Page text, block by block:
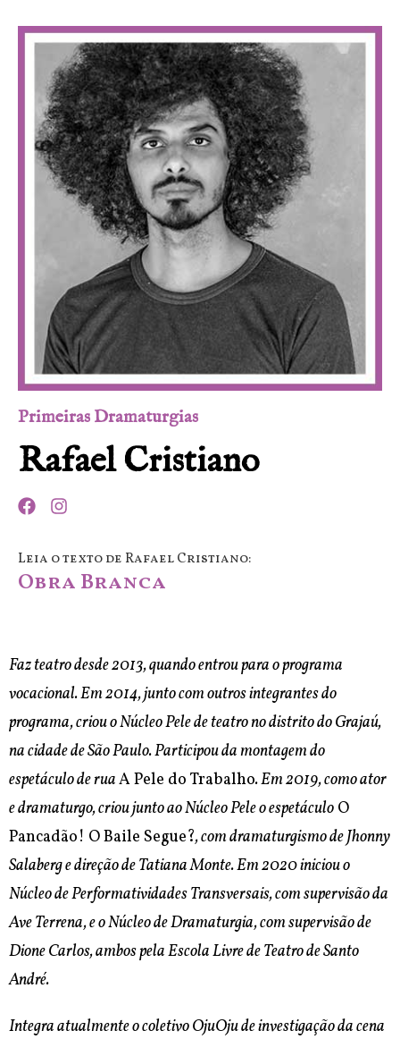
Primeiras Dramaturgias
Rafael Cristiano
Leia o texto de Rafael Cristiano:
Obra Branca
Faz teatro desde 2013, quando entrou para o programa
vocacional. Em 2014, junto com outros integrantes do
programa, criou o Núcleo Pele de teatro no distrito do Grajaú,
na cidade de São Paulo. Participou da montagem do
espetáculo de ruaA Pele do Trabalho. Em 2019, como ator
e dramaturgo, criou junto ao Núcleo Pele o espetáculo O
Pancadão! O Baile Segue?, com dramaturgismo de Jhonny
Salaberg e direção de Tatiana Monte. Em 2020 iniciou o
Núcleo de Performatividades Transversais, com supervisão da
Ave Terrena, e o Núcleo de Dramaturgia, com supervisão de
Dione Carlos, ambos pela Escola Livre de Teatro de Santo
André.
Integra atualmente o coletivo OjuOju de investigação da cena